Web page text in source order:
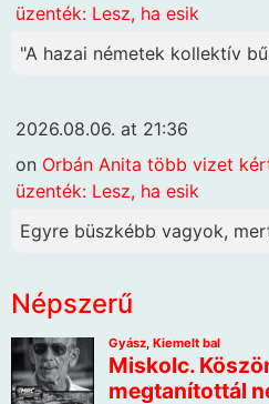
üzenték: Lesz, ha esik
"A hazai németek kollektív
2026.08.06. at 21:36
on Orbán Anita több vizet
üzenték: Lesz, ha esik
Egyre büszkébb vagyok,
Népszerű